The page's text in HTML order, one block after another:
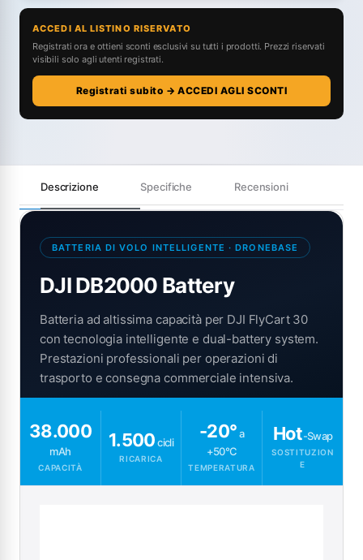
ACCEDI AL LISTINO RISERVATO
Registrati ora e ottieni sconti esclusivi su tutti i prodotti. Prezzi riservati
visibili solo agli utenti registrati.
Registrati subito → ACCEDI AGLI SCONTI
Descrizione Specifiche Recensioni
BATTERIA DI VOLO INTELLIGENTE · DRONEBASE
DJI DB2000 Battery
Batteria ad altissima capacità per DJI FlyCart 30
con tecnologia intelligente e dual-battery system.
Prestazioni professionali per operazioni di
trasporto e consegna commerciale intensiva.
38.000
mAh
CAPACITÀ
1.500cicli
RICARICA
-20°a
+50°C
TEMPERATURA
Hot-Swap
SOSTITUZION
E